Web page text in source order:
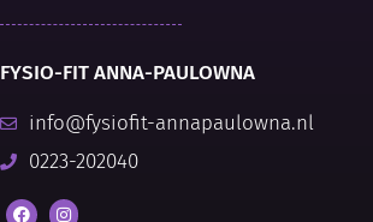
FYSIO-FIT ANNA-PAULOWNA
info@fysiofit-annapaulowna.nl
0223-202040